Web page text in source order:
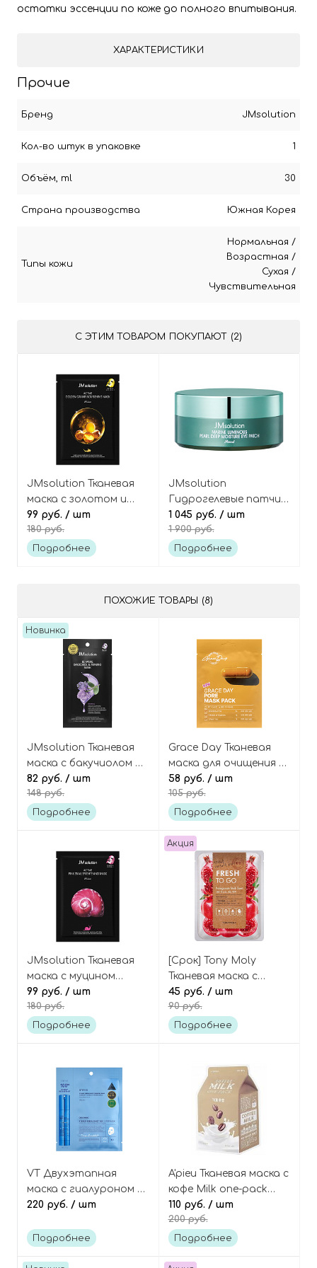
остатки эссенции по коже до полного впитывания.
ХАРАКТЕРИСТИКИ
Прочие
Бренд JMsolution
Кол-во штук в упаковке 1
Объём, ml 30
Страна производства Южная Корея
Типы кожи
Нормальная /
Возрастная /
Сухая /
Чувствительная
С ЭТИМ ТОВАРОМ ПОКУПАЮТ (2)
JMsolution Тканевая
маска с золотом и
икрой Active Golden
caviar nourishing mask
99 руб. / шт
180 руб.
Подробнее
JMsolution
Гидрогелевые патчи с
жемчугом Marine
luminous pearl deep
moisture eye patch
1 045 руб. / шт
1 900 руб.
Подробнее
ПОХОЖИЕ ТОВАРЫ (8)
Новинка
JMsolution Тканевая
маска с бакучиолом и
пептидами, Be Nature
Bakuchiol & Firming
Mask
82 руб. / шт
148 руб.
Подробнее
Grace Day Тканевая
маска для очищения и
сужения пор с
кислотами Pore Mask
Pack
58 руб. / шт
105 руб.
Подробнее
JMsolution Тканевая
маска с муцином
улитки Active pink
snail brightening mask
prime
99 руб. / шт
180 руб.
Подробнее
Акция
[Срок] Tony Moly
Тканевая маска с
экстрактом
граната, Fresh To Go
Pomegranate Mask
45 руб. / шт
90 руб.
Подробнее
VT Двухэтапная
маска с гиалуроном и
микроиглами,
Reedle Shot 100hL
220 руб. / шт
Подробнее
A'pieu Тканевая маска с
кофе Milk one-pack
coffee
110 руб. / шт
200 руб.
Подробнее